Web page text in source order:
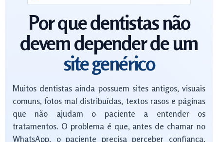
Por que dentistas não
devem depender de um
site genérico
Muitos dentistas ainda possuem sites antigos, visuais
comuns, fotos mal distribuídas, textos rasos e páginas
que não ajudam o paciente a entender os
tratamentos. O problema é que, antes de chamar no
WhatsApp, o paciente precisa perceber confiança,